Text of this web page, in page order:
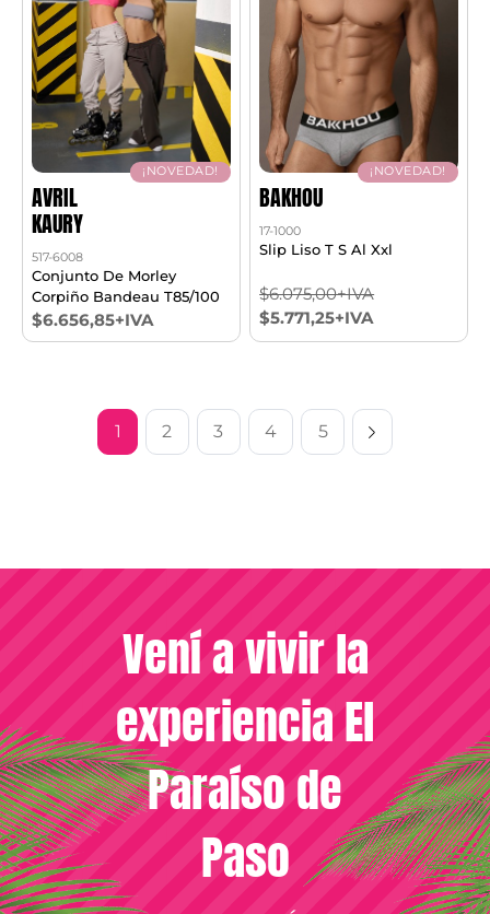
¡NOVEDAD!
AVRIL
KAURY
517-6008
Conjunto De Morley
Corpiño Bandeau T85/100
$6.656,85+IVA
¡NOVEDAD!
BAKHOU
17-1000
Slip Liso T S Al Xxl
$6.075,00+IVA
$5.771,25+IVA
1 2 3 4 5
Vení a vivir la
experiencia El
Paraíso de
Paso